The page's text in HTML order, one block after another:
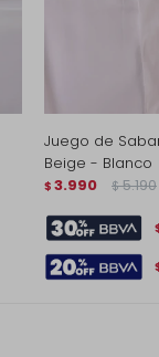
Juego de
Beige - Blanco
$ 3.990 $ 5.190